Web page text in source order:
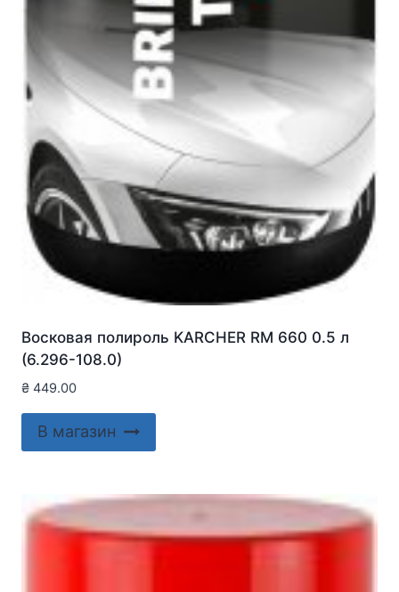
Восковая полироль KARCHER RM 660 0.5 л
(6.296-108.0)
₴ 449.00
В магазин